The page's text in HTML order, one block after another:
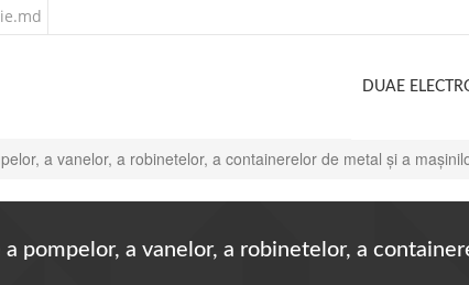
DUAE
a vanelor, a robinetelor, a containerelor de metal şi a
pompelor, a vanelor, a robinetelor, a